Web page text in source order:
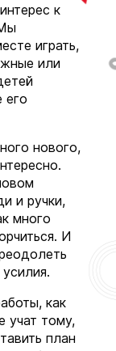
к
играть,
или
его
нового,
и ручки,
много
И
как
учат тому,
план